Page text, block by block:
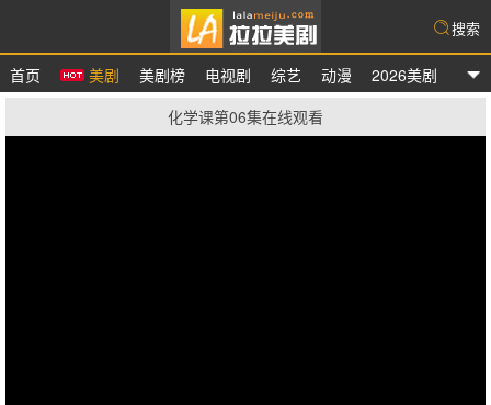
拉拉美剧
首页 美剧 美剧榜 电视剧 综艺 动漫 2026美剧
搜索
化学课第06集在线观看